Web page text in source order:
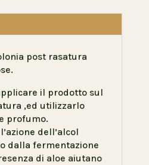
post rasatura
il prodotto sul
,ed utilizzarlo
profumo.
dell’alcol
dalla fermentazione
di aloe aiutano